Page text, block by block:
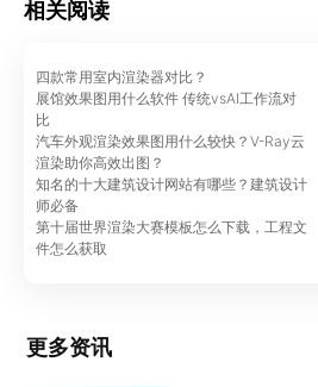
相关阅读
四款常用室内渲染器对比？
展馆效果图用什么软件 传统vsAI工作流对
比
汽车外观渲染效果图用什么较快？V-Ray云
渲染助你高效出图？
知名的十大建筑设计网站有哪些？建筑设计
师必备
第十届世界渲染大赛模板怎么下载，工程文
件怎么获取
更多资讯